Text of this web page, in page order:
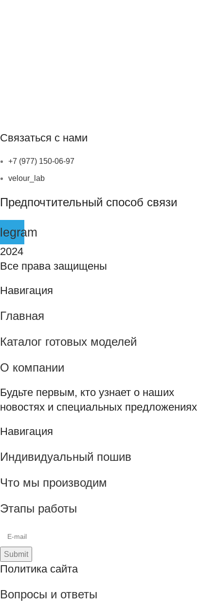
Связаться с нами
+7 (977) 150-06-97
velour_lab
Предпочтительный способ связи
2024
Все права защищены
Навигация
Главная
Каталог готовых моделей
О компании
Будьте первым, кто узнает о наших
новостях и специальных предложениях
Навигация
Индивидуальный пошив
Что мы производим
Этапы работы
Submit
Политика сайта
Вопросы и ответы